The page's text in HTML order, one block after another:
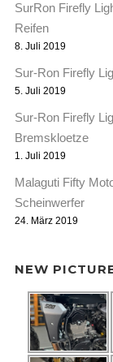
SurRon Firefly
Reifen
8. Juli 2019
Sur-Ron Firefly
5. Juli 2019
Sur-Ron Firefly
Bremskloetze
1. Juli 2019
Malaguti Fifty
Scheinwerfer
24. März 2019
NEW